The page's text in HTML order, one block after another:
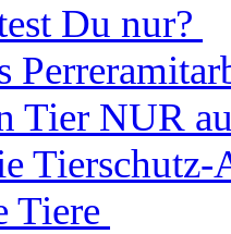
Du nur?
Tier NUR
Tiere